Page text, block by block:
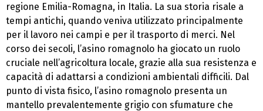
regione Emilia-Romagna, in Italia. La sua storia risale a
tempi antichi, quando veniva utilizzato principalmente
per il lavoro nei campi e per il trasporto di merci. Nel
corso dei secoli, l’asino romagnolo ha giocato un ruolo
cruciale nell’agricoltura locale, grazie alla sua resistenza e
capacità di adattarsi a condizioni ambientali difficili. Dal
punto di vista fisico, l’asino romagnolo presenta un
mantello prevalentemente grigio con sfumature che